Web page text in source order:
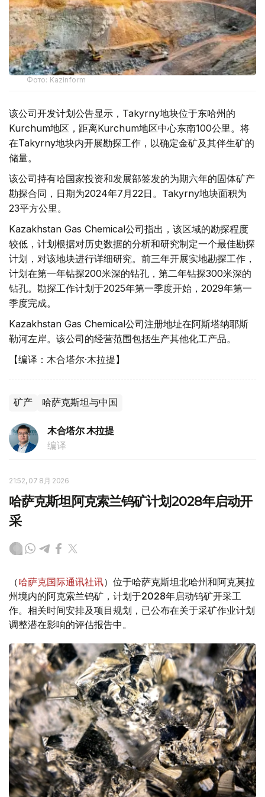
Фото: Kazinform
该公司开发计划公告显示，Takyrny地块位于东哈州的
Kurchum地区，距离Kurchum地区中心东南100公里。将
在Takyrny地块内开展勘探工作，以确定金矿及其伴生矿的
储量。
该公司持有哈国家投资和发展部签发的为期六年的固体矿产
勘探合同，日期为2024年7月22日。Takyrny地块面积为
23平方公里。
Kazakhstan Gas Chemical公司指出，该区域的勘探程度
较低，计划根据对历史数据的分析和研究制定一个最佳勘探
计划，对该地块进行详细研究。前三年开展实地勘探工作，
计划在第一年钻探200米深的钻孔，第二年钻探300米深的
钻孔。勘探工作计划于2025年第一季度开始，2029年第一
季度完成。
Kazakhstan Gas Chemical公司注册地址在阿斯塔纳耶斯
勒河左岸。该公司的经营范围包括生产其他化工产品。
【编译：木合塔尔·木拉提】
矿产 哈萨克斯坦与中国
木合塔尔 木拉提
编译
21:52, 07 8月 2026
哈萨克斯坦阿克索兰钨矿计划2028年启动开
采
（哈萨克国际通讯社讯）位于哈萨克斯坦北哈州和阿克莫拉
州境内的阿克索兰钨矿，计划于2028年启动钨矿开采工
作。相关时间安排及项目规划，已公布在关于采矿作业计划
调整潜在影响的评估报告中。